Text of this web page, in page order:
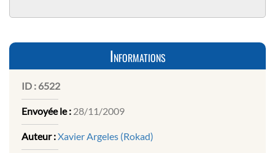
Informations
ID : 6522
Envoyée le : 28/11/2009
Auteur :Xavier Argeles (Rokad)